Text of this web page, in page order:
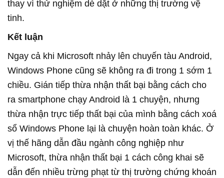
thay vì thử nghiệm dè dặt ở những thị trường vệ
tinh.
Kết luận
Ngay cả khi Microsoft nhảy lên chuyến tàu Android,
Windows Phone cũng sẽ không ra đi trong 1 sớm 1
chiều. Gián tiếp thừa nhận thất bại bằng cách cho
ra smartphone chạy Android là 1 chuyện, nhưng
thừa nhận trực tiếp thất bại của mình bằng cách xoá
sổ Windows Phone lại là chuyện hoàn toàn khác. Ở
vị thế hãng dẫn đầu ngành công nghiệp như
Microsoft, thừa nhận thất bại 1 cách công khai sẽ
dẫn đến nhiều trừng phạt từ thị trường chứng khoán